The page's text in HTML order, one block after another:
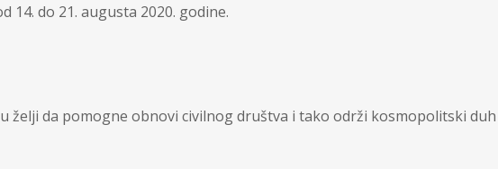
14. do 21. augusta 2020. godine.
želji da pomogne obnovi civilnog društva i tako održi kosmopolitski